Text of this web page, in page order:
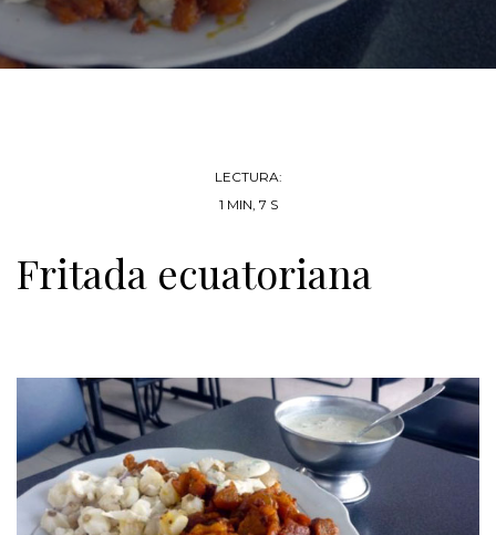
LECTURA:
1 MIN, 7 S
Fritada ecuatoriana